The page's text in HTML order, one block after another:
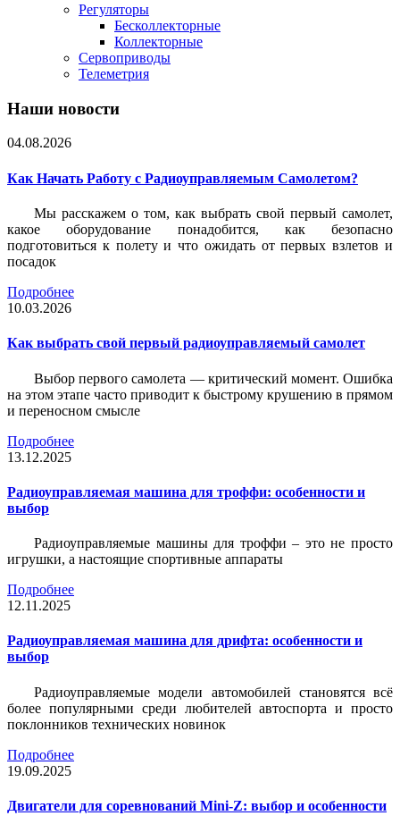
Регуляторы
Бесколлекторные
Коллекторные
Сервоприводы
Телеметрия
Наши новости
04.08.2026
Как Начать Работу с Радиоуправляемым Самолетом?
Мы расскажем о том, как выбрать свой первый самолет,
какое оборудование понадобится, как безопасно
подготовиться к полету и что ожидать от первых взлетов и
посадок
Подробнее
10.03.2026
Как выбрать свой первый радиоуправляемый самолет
Выбор первого самолета — критический момент. Ошибка
на этом этапе часто приводит к быстрому крушению в прямом
и переносном смысле
Подробнее
13.12.2025
Радиоуправляемая машина для троффи: особенности и
выбор
Радиоуправляемые машины для троффи – это не просто
игрушки, а настоящие спортивные аппараты
Подробнее
12.11.2025
Радиоуправляемая машина для дрифта: особенности и
выбор
Радиоуправляемые модели автомобилей становятся всё
более популярными среди любителей автоспорта и просто
поклонников технических новинок
Подробнее
19.09.2025
Двигатели для соревнований Mini-Z: выбор и особенности